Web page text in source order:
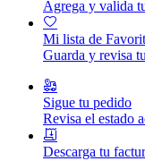
Agrega y valida
Mi lista de
Guarda y revisa
Sigue tu pedido
Revisa el estado
Descarga tu